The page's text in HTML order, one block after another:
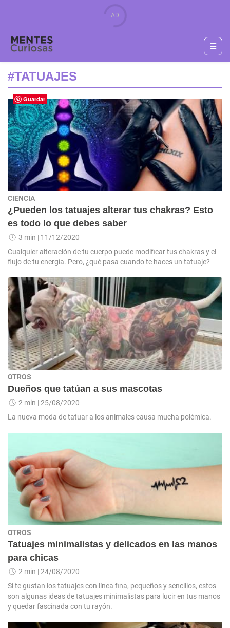
#TATUAJES
CIENCIA
¿Pueden los tatuajes alterar tus chakras? Esto
es todo lo que debes saber
3 min | 11/12/2020
Cualquier alteración de tu cuerpo puede modificar tus chakras y el
flujo de tu energía. Pero, ¿qué pasa cuando te haces un tatuaje?
OTROS
Dueños que tatúan a sus mascotas
2 min | 25/08/2020
La nueva moda de tatuar a los animales causa mucha polémica.
OTROS
Tatuajes minimalistas y delicados en las manos
para chicas
2 min | 24/08/2020
Si te gustan los tatuajes con línea fina, pequeños y sencillos, estos
son algunas ideas de tatuajes minimalistas para lucir en tus manos
y quedar fascinada con tu rayón.
Guardar